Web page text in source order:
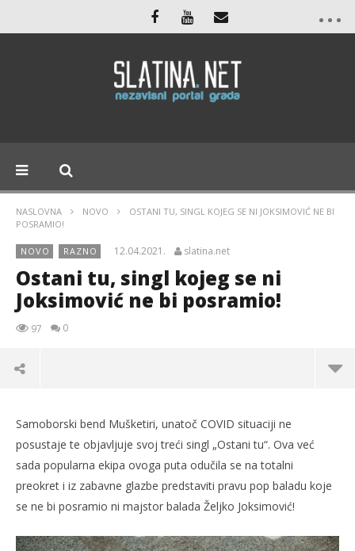
NASLOVNA NOVO
OSTANI TU, SINGL KOJEG SE NI JOKSIMOVIĆ NE BI
POSRAMIO!
NOVO RAZNO 12.04.2021. slatina.net
Ostani tu, singl kojeg se ni
Joksimović ne bi posramio!
97 0
Samoborski bend Mušketiri, unatoč COVID situaciji ne
posustaje te objavljuje svoj treći singl „Ostani tu“. Ova već
sada popularna ekipa ovoga puta odučila se na totalni
preokret i iz zabavne glazbe predstaviti pravu pop baladu koje
se ne bi posramio ni majstor balada Željko Joksimović!